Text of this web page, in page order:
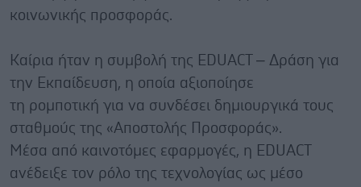
κοινωνικής προσφοράς.
Καίρια ήταν η συμβολή της EDUACT – Δράση για
την Εκπαίδευση, η οποία αξιοποίησε
τη ρομποτική για να συνδέσει δημιουργικά τους
σταθμούς της «Αποστολής Προσφοράς».
Μέσα από καινοτόμες εφαρμογές, η EDUACT
ανέδειξε τον ρόλο της τεχνολογίας ως μέσο